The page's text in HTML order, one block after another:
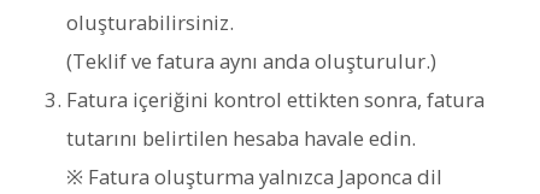
oluşturabilirsiniz.
(Teklif ve fatura aynı anda oluşturulur.)
Fatura içeriğini kontrol ettikten sonra, fatura
tutarını belirtilen hesaba havale edin.
※ Fatura oluşturma yalnızca Japonca dil